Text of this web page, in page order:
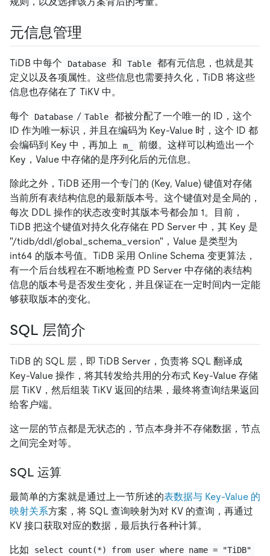
元信息管理
TiDB 中每个 Database 和 Table
都有元信息，也就是其
定义以及各项属性。这些信息也需要持久化，TiDB 将这些
信息也存储在了 TiKV 中。
每个 Database / Table
都被分配了一个唯一的 ID，这个
ID 作为唯一标识，并且在编码为 Key-Value 时，这个 ID 都
会编码到 Key 中，再加上 m_
前缀。这样可以构造出一个
Key，Value 中存储的是序列化后的元信息。
除此之外，TiDB 还用一个专门的 (Key, Value) 键值对存储
当前所有表结构信息的最新版本号。这个键值对是全局的，
每次 DDL 操作的状态改变时其版本号都会加 1。目前，
TiDB 把这个键值对持久化存储在 PD Server 中，其 Key 是
"/tidb/ddl/global_schema_version"，Value 是类型为
int64 的版本号值。TiDB 采用 Online Schema 变更算法，
有一个后台线程在不断地检查 PD Server 中存储的表结构
信息的版本号是否发生变化，并且保证在一定时间内一定能
够获取版本的变化。
SQL 层简介
TiDB 的 SQL 层，即 TiDB Server，负责将 SQL 翻译成
Key-Value 操作，将其转发给共用的分布式 Key-Value 存储
层 TiKV，然后组装 TiKV 返回的结果，最终将查询结果返回
给客户端。
这一层的节点都是无状态的，节点本身并不存储数据，节点
之间完全对等。
SQL 运算
最简单的方案就是通过上一节所述的表数据与 Key-Value 的
映射关系方案，将 SQL 查询映射为对 KV 的查询，再通过
KV 接口获取对应的数据，最后执行各种计算。
比如 select count(*) from user where name = "TiDB"